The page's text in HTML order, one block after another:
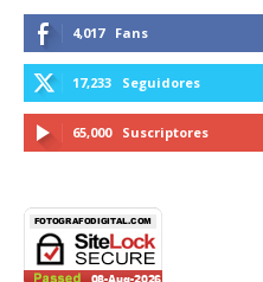
4,017 Fans
17,233 Seguidores
65,000 Suscriptores